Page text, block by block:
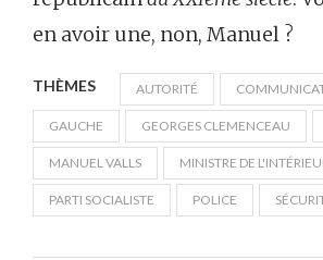
en avoir une, non, Manuel ?
THÈMES AUTORITÉ
GAUCHE GEORGES CLEMENCEAU
MANUEL VALLS MINISTRE DE
PARTI SOCIALISTE POLICE